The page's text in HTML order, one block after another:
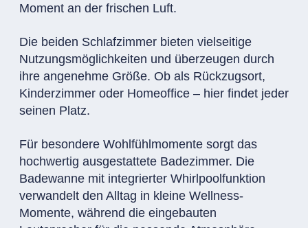
Moment an der frischen Luft.
Die beiden Schlafzimmer bieten vielseitige
Nutzungsmöglichkeiten und überzeugen durch
ihre angenehme Größe. Ob als Rückzugsort,
Kinderzimmer oder Homeoffice – hier findet jeder
seinen Platz.
Für besondere Wohlfühlmomente sorgt das
hochwertig ausgestattete Badezimmer. Die
Badewanne mit integrierter Whirlpoolfunktion
verwandelt den Alltag in kleine Wellness-
Momente, während die eingebauten